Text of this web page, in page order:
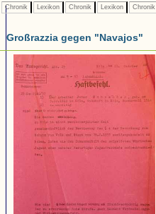
Chronik Lexikon Chronik Lexikon Chronik
Großrazzia gegen "Navajos"